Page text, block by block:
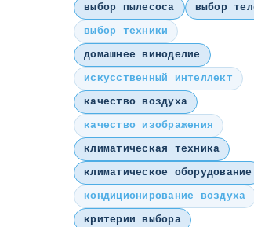
выбор пылесоса
выбор
выбор техники
домашнее виноделие
искусственный интеллект
качество воздуха
качество изображения
климатическая техника
климатическое оборудование
кондиционирование воздуха
критерии выбора